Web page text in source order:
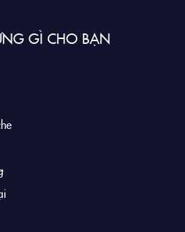
GÌ CHO BẠN